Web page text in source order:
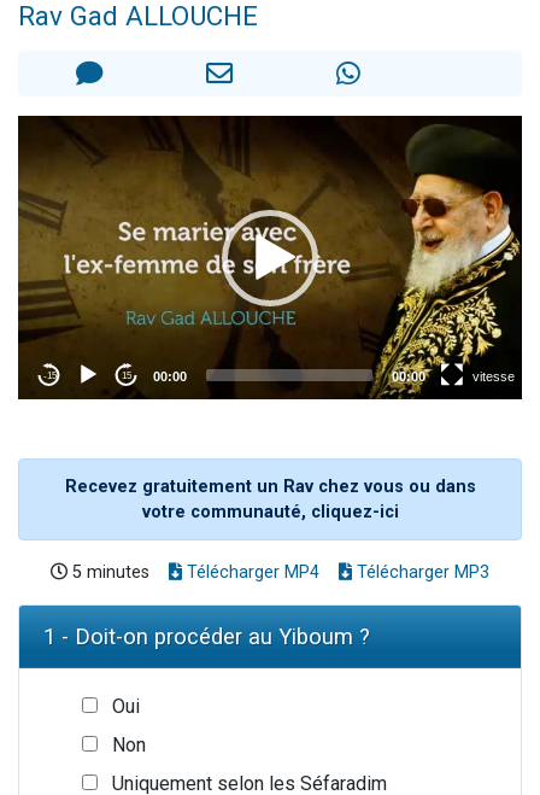
12 nouvelles musiques dans Torah-Box Music
Rav Gad ALLOUCHE
Recevez gratuitement un Rav chez vous ou dans
votre communauté, cliquez-ici
5 minutes Télécharger MP4 Télécharger MP3
1 - Doit-on procéder au Yiboum ?
Oui
Non
Uniquement selon les Séfaradim